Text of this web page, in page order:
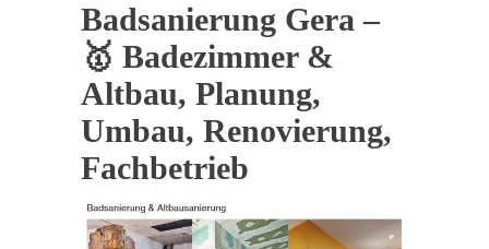
Badsanierung Gera –
🥇 Badezimmer &
Altbau, Planung,
Umbau, Renovierung,
Fachbetrieb